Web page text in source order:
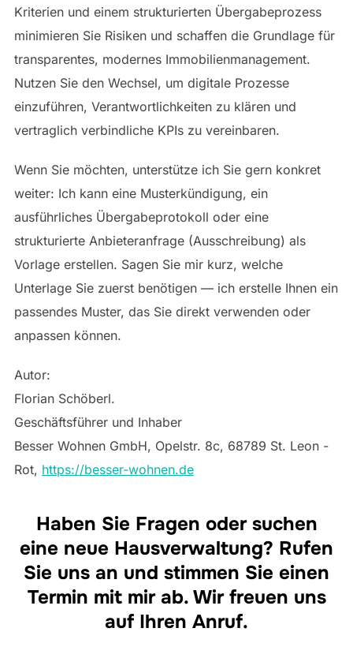
Kriterien und einem strukturierten Übergabeprozess
minimieren Sie Risiken und schaffen die Grundlage für
transparentes, modernes Immobilienmanagement.
Nutzen Sie den Wechsel, um digitale Prozesse
einzuführen, Verantwortlichkeiten zu klären und
vertraglich verbindliche KPIs zu vereinbaren.
Wenn Sie möchten, unterstütze ich Sie gern konkret
weiter: Ich kann eine Musterkündigung, ein
ausführliches Übergabeprotokoll oder eine
strukturierte Anbieteranfrage (Ausschreibung) als
Vorlage erstellen. Sagen Sie mir kurz, welche
Unterlage Sie zuerst benötigen — ich erstelle Ihnen ein
passendes Muster, das Sie direkt verwenden oder
anpassen können.
Autor:
Florian Schöberl.
Geschäftsführer und Inhaber
Besser Wohnen GmbH, Opelstr. 8c, 68789 St. Leon -
Rot, https://besser-wohnen.de
Haben Sie Fragen oder suchen
eine neue Hausverwaltung? Rufen
Sie uns an und stimmen Sie einen
Termin mit mir ab. Wir freuen uns
auf Ihren Anruf.